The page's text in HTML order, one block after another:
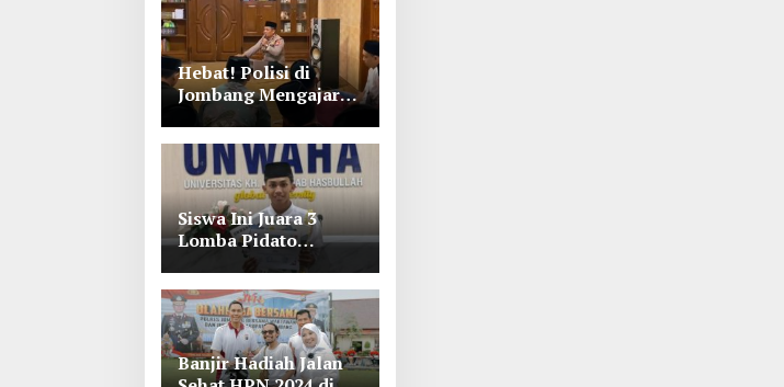
Hebat! Polisi di
Jombang Mengajar
Para Santri Mengaji
Siswa Ini Juara 3
Lomba Pidato
Bahasa Arab se Jawa
Timur-Bali di
Unwaha Jombang
Banjir Hadiah Jalan